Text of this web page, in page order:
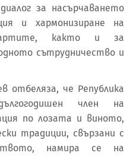
за насърчаването
и хармонизиране на
както и за
сътрудничество и
отбеляза, че Република
член на
по лозата и виното,
традиции, свързани с
намира се на